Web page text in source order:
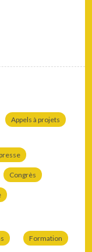
Appels à projets
Congrès
Formation